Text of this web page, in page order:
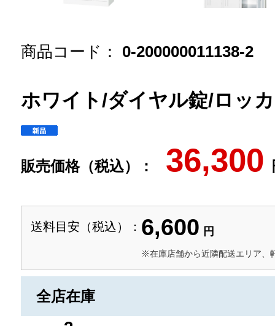
商品コード： 0-200000011138-2
ホワイト/ダイヤル錠/ロッ
販売価格（税込）： 36,300
送料目安（税込）： 6,600 円
※在庫店舗から近隣配送エリア、
全店在庫